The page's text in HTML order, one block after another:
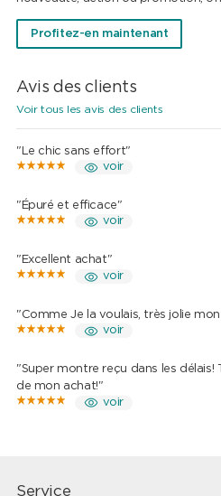
"Le chic sans effort"
voir
"Épuré et efficace"
voir
"Excellent achat"
voir
voir
de mon achat!"
voir
Service
Commande
L'entreprise